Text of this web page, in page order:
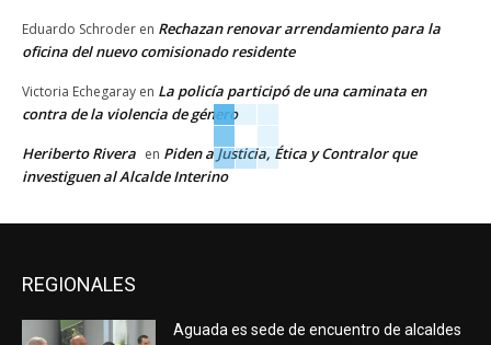
Eduardo Schroder en Rechazan renovar arrendamiento para la
oficina del nuevo comisionado residente
Victoria Echegaray en La policía participó de una caminata en
contra de la violencia de género
Heriberto Rivera en Piden a Justicia, Ética y Contralor que
investiguen al Alcalde Interino
REGIONALES
Aguada es sede de encuentro de alcaldes